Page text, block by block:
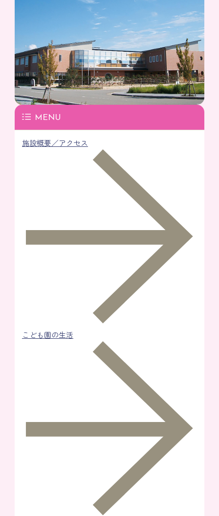
MENU
施設概要／アクセス
こども園の生活